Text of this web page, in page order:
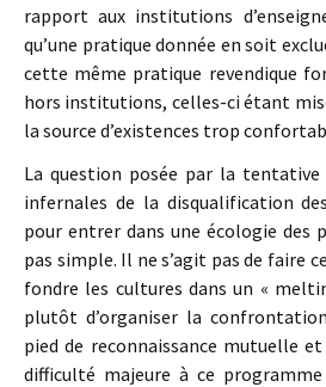
rapport aux institutions
qu’une pratique donnée en soit
cette même pratique revendique
hors institutions, celles-ci étant
la source d’existences trop
La question posée par la
infernales de la disqualification
pour entrer dans une écologie des
pas simple. Il ne s’agit pas de faire
fondre les cultures dans un «
plutôt d’organiser la
pied de reconnaissance mutuelle
difficulté majeure à ce